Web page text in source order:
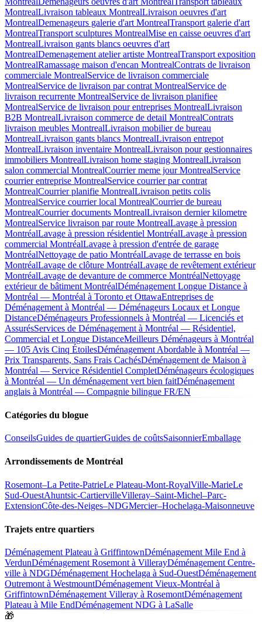
MontrealLivraison tableaux MontrealLivraison oeuvres d'art
MontrealDemenageurs galerie d'art MontrealTransport galerie d'art
MontrealTransport sculptures MontrealMise en caisse oeuvres d'art
MontrealLivraison gants blancs oeuvres d'art
MontrealDemenagement atelier artiste MontrealTransport exposition
MontrealRamassage maison d'encan MontrealContrats de livraison
commerciale MontrealService de livraison commerciale
MontrealService de livraison par contrat MontrealService de
livraison recurrente MontrealService de livraison planifiee
MontrealService de livraison pour entreprises MontrealLivraison
B2B MontrealLivraison commerce de detail MontrealContrats
livraison meubles MontrealLivraison mobilier de bureau
MontrealLivraison gants blancs MontrealLivraison entrepot
MontrealLivraison inventaire MontrealLivraison pour gestionnaires
immobiliers MontrealLivraison home staging MontrealLivraison
salon commercial MontrealCourrier meme jour MontrealService
courrier entreprise MontrealService courrier par contrat
MontrealCourrier planifie MontrealLivraison petits colis
MontrealService courrier local MontrealCourrier de bureau
MontrealCourrier documents MontrealLivraison dernier kilometre
MontrealService livraison par route MontrealLavage à pression
MontréalLavage à pression résidentiel MontréalLavage à pression
commercial MontréalLavage à pression d'entrée de garage
MontréalNettoyage de patio MontréalLavage de terrasse en bois
MontréalLavage de clôture MontréalLavage de revêtement extérieur
MontréalLavage de devanture de commerce MontréalNettoyage
extérieur de bâtiment MontréalDéménagement Longue Distance à
Montréal — Montréal à Toronto et OttawaEntreprises de
Déménagement à Montréal — Déménageurs Locaux et Longue
DistanceDéménageurs Professionnels à Montréal — Licenciés et
AssurésServices de Déménagement à Montréal — Résidentiel,
Commercial et Longue DistanceMeilleurs Déménageurs à Montréal
— 105 Avis Cinq ÉtoilesDéménagement Abordable à Montréal —
Prix Transparents, Sans Frais CachésDéménagement de Maison à
Montréal — Service Résidentiel CompletDéménageurs écologiques
à Montréal — Un déménagement vert bien faitDéménagement
anglais à Montréal — Compagnie bilingue FR/EN
Catégories du blogue
ConseilsGuides de quartierGuides de coûtsSaisonnierEmballage
Arrondissements de Montréal
Rosemont–La Petite-PatrieLe Plateau-Mont-RoyalVille-MarieLe
Sud-OuestAhuntsic-CartiervilleVilleray–Saint-Michel–Parc-
ExtensionCôte-des-Neiges–NDGMercier–Hochelaga-Maisonneuve
Trajets entre quartiers
Déménagement Plateau à GriffintownDéménagement Mile End à
VerdunDéménagement Rosemont à VillerayDéménagement Centre-
ville à NDGDéménagement Hochelaga à Sud-OuestDéménagement
Outremont à WestmountDéménagement Vieux-Montréal à
GriffintownDéménagement Villeray à RosemontDéménagement
Plateau à Mile EndDéménagement NDG à LaSalle
🎁